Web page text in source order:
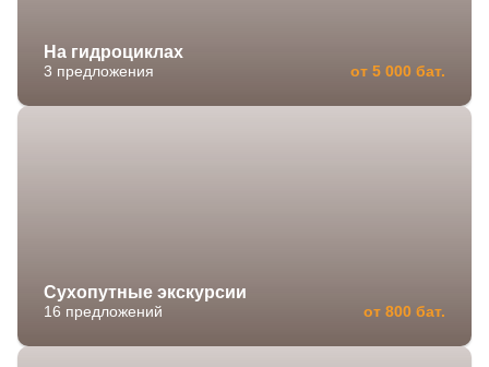
На гидроциклах
3 предложения от 5 000 бат.
Сухопутные экскурсии
16 предложений от 800 бат.